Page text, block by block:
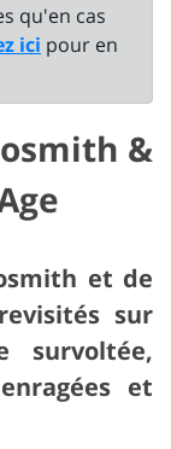
qu'en cas
ici pour en
&
et de
revisités sur
survoltée,
et